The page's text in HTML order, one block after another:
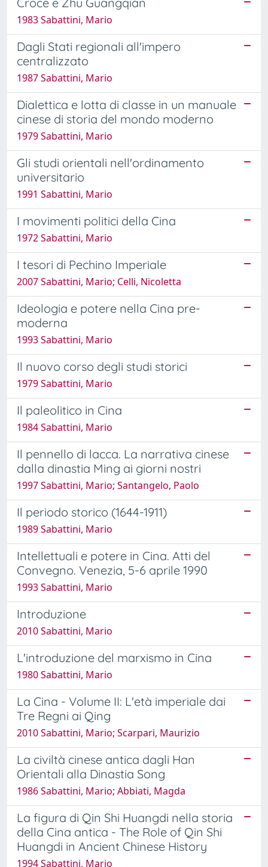
1983 Sabattini, Mario
Dagli Stati regionali all'impero
centralizzato
1987 Sabattini, Mario
Dialettica e lotta di classe in un manuale
cinese di storia del mondo moderno
1979 Sabattini, Mario
Gli studi orientali nell'ordinamento
universitario
1991 Sabattini, Mario
I movimenti politici della Cina
1972 Sabattini, Mario
I tesori di Pechino Imperiale
2007 Sabattini, Mario; Celli, Nicoletta
Ideologia e potere nella Cina pre-
moderna
1993 Sabattini, Mario
Il nuovo corso degli studi storici
1979 Sabattini, Mario
Il paleolitico in Cina
1984 Sabattini, Mario
Il pennello di lacca. La narrativa cinese
dalla dinastia Ming ai giorni nostri
1997 Sabattini, Mario; Santangelo, Paolo
Il periodo storico (1644-1911)
1989 Sabattini, Mario
Intellettuali e potere in Cina. Atti del
Convegno. Venezia, 5-6 aprile 1990
1993 Sabattini, Mario
Introduzione
2010 Sabattini, Mario
L'introduzione del marxismo in Cina
1980 Sabattini, Mario
La Cina - Volume II: L'età imperiale dai
Tre Regni ai Qing
2010 Sabattini, Mario; Scarpari, Maurizio
La civiltà cinese antica dagli Han
Orientali alla Dinastia Song
1986 Sabattini, Mario; Abbiati, Magda
La figura di Qin Shi Huangdi nella storia
della Cina antica - The Role of Qin Shi
Huangdi in Ancient Chinese History
1994 Sabattini, Mario